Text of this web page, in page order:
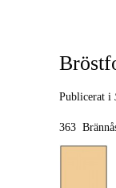
Publicerat i
363